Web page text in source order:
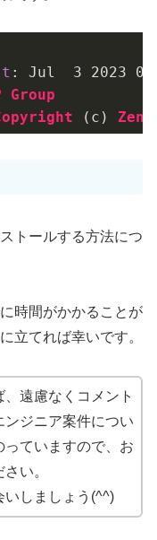
: Jul 3 2023 00
Group
(c) Zend
トールする方法につ
時間がかかることが
立てれば幸いです。
遠慮なくコメント
ンジニア案件につい
ていますので、お
い。
いしましょう(^^)